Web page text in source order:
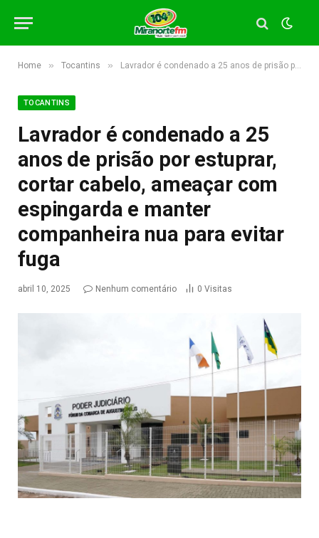
Home » Tocantins » Lavrador é condenado a 25 anos de prisão por estuprar, cortar cabelo, ameaçar com espingarda e manter companheira nua para evitar fuga
TOCANTINS
Lavrador é condenado a 25
anos de prisão por estuprar,
cortar cabelo, ameaçar com
espingarda e manter
companheira nua para evitar
fuga
abril 10, 2025 Nenhum comentário 0 Visitas